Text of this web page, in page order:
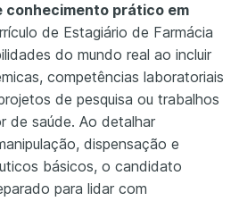
conhecimento prático em
de Estagiário de Farmácia
do mundo real ao incluir
competências laboratoriais
de pesquisa ou trabalhos
de saúde. Ao detalhar
dispensação e
básicos, o candidato
para lidar com